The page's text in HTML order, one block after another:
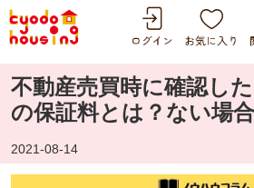
不動産売買時に確認し
の保証料とは？ない場
2021-08-14